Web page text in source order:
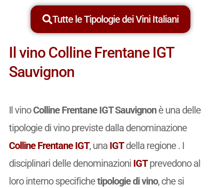
Tutte le Tipologie dei Vini Italiani
Il vino Colline Frentane IGT
Sauvignon
Il vinoColline Frentane IGT Sauvignonè una delle
tipologie di vino previste dalla denominazione
Colline Frentane IGT, una IGTdella regione . I
disciplinari delle denominazioni IGTprevedono al
loro interno specifichetipologie di vino, che si